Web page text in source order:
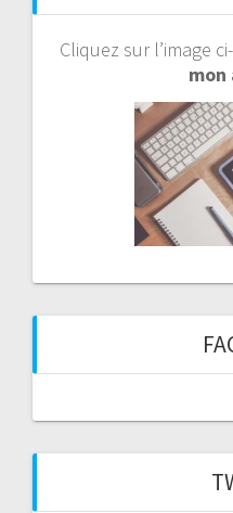
Cliquez sur l’image
mon